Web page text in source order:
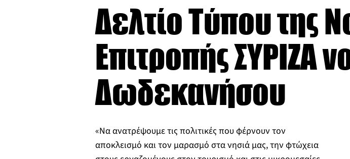
Δελτίο Τύπου της
Επιτροπής ΣΥΡΙΖΑ
Δωδεκανήσου
«Να ανατρέψουμε τις πολιτικές που φέρνουν τον
αποκλεισμό και τον μαρασμό στα νησιά μας, την φτώχεια